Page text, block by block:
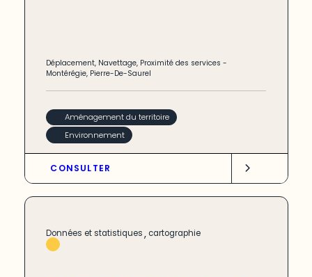
Déplacement, Navettage, Proximité des services -
Montérégie, Pierre-De-Saurel
Aménagement du territoire
Environnement
CONSULTER
Données et statistiques, cartographie